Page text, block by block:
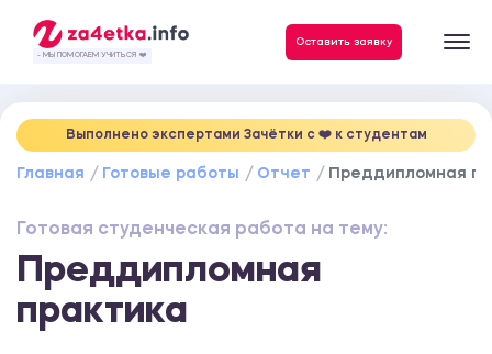
- МЫ ПОМОГАЕМ УЧИТЬСЯ ❤️
Оставить заявку
Выполнено экспертами Зачётки c ❤️ к студентам
Главная Готовые работы Отчет Преддипломная
Готовая студенческая работа на тему:
Преддипломная
практика